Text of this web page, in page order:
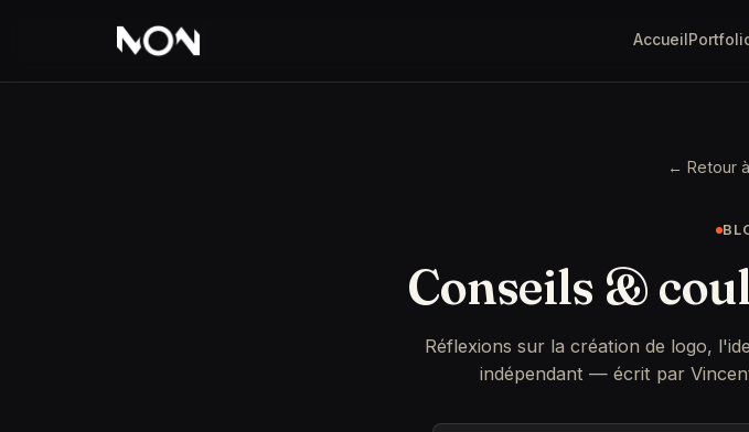
Accueil
← Retour
Conseils &
Réflexions sur la création de logo,
indépendant — écrit par